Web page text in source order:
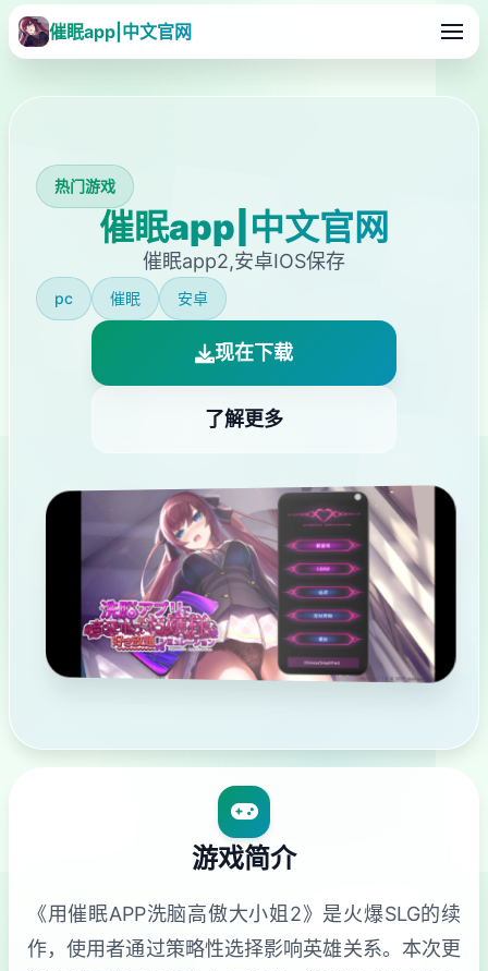
催眠app|中文官网
热门游戏
催眠app|中文官网
催眠app2,安卓IOS保存
pc 催眠 安卓
现在下载
了解更多
游戏简介
《用催眠APP洗脑高傲大小姐2》是火爆SLG的续
作，使用者通过策略性选择影响英雄关系。本次更